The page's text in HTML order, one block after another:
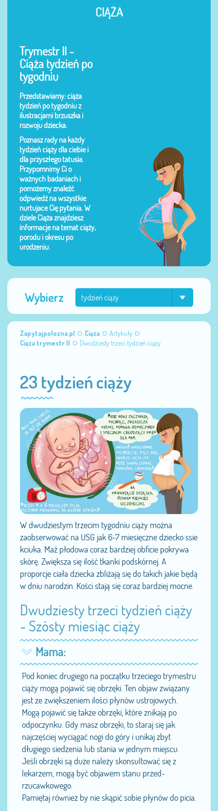
CIĄŻA
Trymestr II -
Ciąża tydzień po
tygodniu
Przedstawiamy: ciąża
tydzień po tygodniu z
ilustracjami brzuszka i
rozwoju dziecka.
Poznasz rady na każdy
tydzień ciąży dla ciebie i
dla przyszłego tatusia.
Przypomnimy Ci o
ważnych badaniach i
pomożemy znaleźć
odpwiedź na wszystkie
nurtujace Cię pytania. W
dziele Ciąża znajdziesz
informacje na temat ciąży,
porodu i okresu po
urodzeniu.
Wybierz
Zapytajpolozna.pl Ciąża
Artykuły
Ciąża trymestr II
Dwudziesty trzeci tydzień ciąży
23 tydzień ciąży
W dwudziestym trzecim tygodniu ciąży można
zaobserwować na USG jak 6-7 miesięczne dziecko ssie
kciuka. Maź płodowa coraz bardziej obficie pokrywa
skórę. Zwiększa się ilość tkanki podskórnej. A
proporcje ciała dziecka zbliżają się do takich jakie będą
w dniu narodzin. Kości stają się coraz bardziej mocne.
Dwudziesty trzeci tydzień ciąży
- Szósty miesiąc ciąży
Mama:
Pod koniec drugiego na początku trzeciego trymestru
ciąży mogą pojawić się obrzęki. Ten objaw związany
jest ze zwiększeniem ilości płynów ustrojowych.
Mogą pojawić się także obrzęki, które znikają po
odpoczynku. Gdy masz obrzęki, to staraj się jak
najczęściej wyciągać nogi do góry i unikaj zbyt
długiego siedzenia lub stania w jednym miejscu.
Jeśli obrzęki są duże należy skonsultować się z
lekarzem, mogą być objawem stanu przed-
rzucawkowego.
Pamiętaj również by nie skąpić sobie płynów do picia.